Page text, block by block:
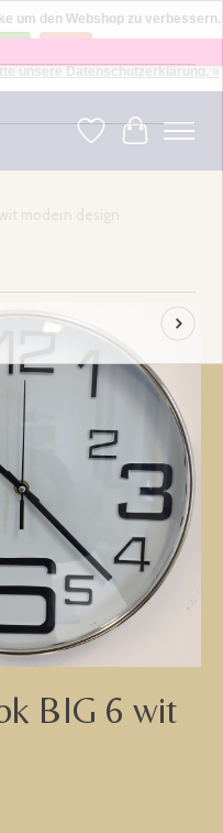
×
-- Choose your language: EN ⇓ ⇒
Wunschzettel
Ihr
modern design
Items
BIG 6 wit
um den Webshop zu verbessern.
unsere Datenschutzerklärung. »